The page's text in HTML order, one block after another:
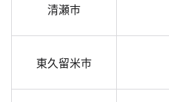
清瀬市
東久留米市